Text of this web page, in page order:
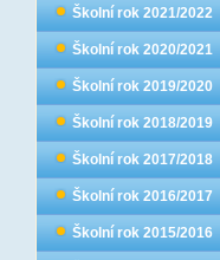
Školní rok 2021/2022
Školní rok 2020/2021
Školní rok 2019/2020
Školní rok 2018/2019
Školní rok 2017/2018
Školní rok 2016/2017
Školní rok 2015/2016